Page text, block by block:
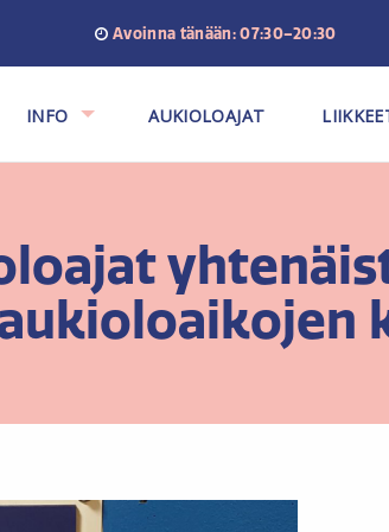
Avoinna tänään: 07:30–20:30
INFO AUKIOLOAJAT